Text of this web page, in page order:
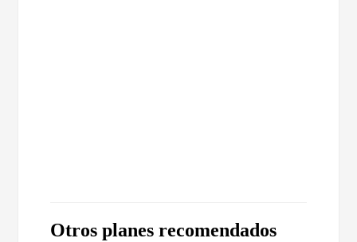
Otros planes recomendados